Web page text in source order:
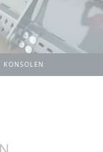
KONSOLEN